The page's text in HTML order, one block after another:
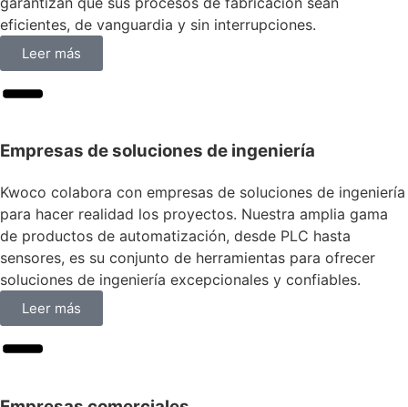
eficientes, de vanguardia y sin interrupciones.
Leer más
Empresas de soluciones de ingeniería
Kwoco colabora con empresas de soluciones de ingeniería
para hacer realidad los proyectos. Nuestra amplia gama
de productos de automatización, desde PLC hasta
sensores, es su conjunto de herramientas para ofrecer
soluciones de ingeniería excepcionales y confiables.
Leer más